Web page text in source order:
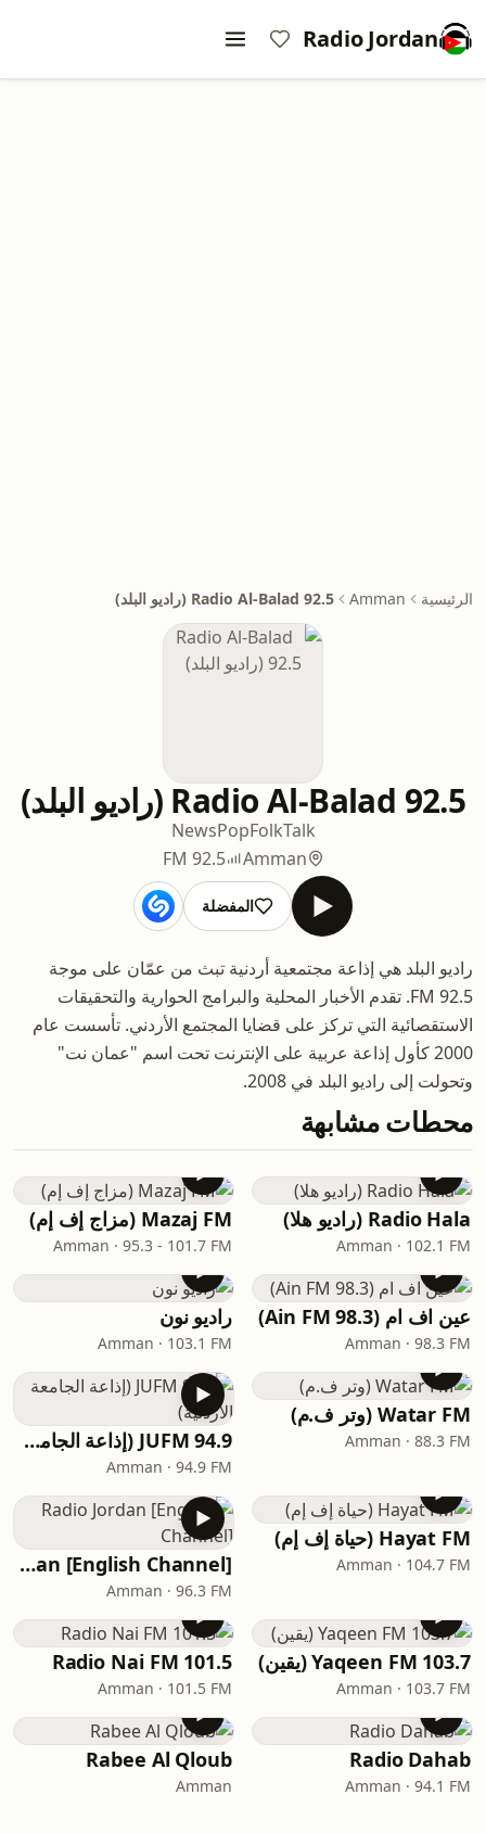
Radio Jordan
الرئيسية Amman Radio Al-Balad 92.5 (راديو البلد)
Radio Al-Balad 92.5 (راديو البلد)
Talk
Folk
Pop
News
Amman
92.5 FM
المفضلة
راديو البلد هي إذاعة مجتمعية أردنية تبث من عمّان على موجة
92.5 FM. تقدم الأخبار المحلية والبرامج الحوارية والتحقيقات
الاستقصائية التي تركز على قضايا المجتمع الأردني. تأسست عام
2000 كأول إذاعة عربية على الإنترنت تحت اسم "عمان نت"
وتحولت إلى راديو البلد في 2008.
محطات مشابهة
Radio Hala (راديو هلا)
Amman · 102.1 FM
Mazaj FM (مزاج إف إم)
Amman · 95.3 - 101.7 FM
عين اف ام (Ain FM 98.3)
Amman · 98.3 FM
راديو نون
Amman · 103.1 FM
Watar FM (وتر ف.م)
Amman · 88.3 FM JUFM 94.9 (إذاعة الجامعة الأردنية)
Amman · 94.9 FM
Hayat FM (حياة إف إم)
Amman · 104.7 FM
Radio Jordan [English Channel]
Amman · 96.3 FM
Yaqeen FM 103.7 (يقين)
Amman · 103.7 FM
Radio Nai FM 101.5
Amman · 101.5 FM
Radio Dahab
Amman · 94.1 FM
Rabee Al Qloub
Amman